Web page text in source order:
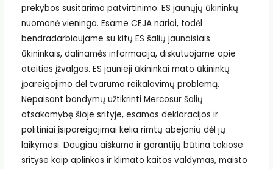
prekybos susitarimo patvirtinimo. ES jaunųjų ūkininkų
nuomonė vieninga. Esame CEJA nariai, todėl
bendradarbiaujame su kitų ES šalių jaunaisiais
ūkininkais, dalinamės informacija, diskutuojame apie
ateities įžvalgas. ES jaunieji ūkininkai mato ūkininkų
įpareigojimo dėl tvarumo reikalavimų problemą.
Nepaisant bandymų užtikrinti Mercosur šalių
atsakomybę šioje srityje, esamos deklaracijos ir
politiniai įsipareigojimai kelia rimtų abejonių dėl jų
laikymosi. Daugiau aiškumo ir garantijų būtina tokiose
srityse kaip aplinkos ir klimato kaitos valdymas, maisto